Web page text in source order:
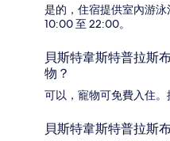
是的，住宿提供室內游
10:00 至 22:00。
貝斯特韋斯特普拉斯
物？
可以，寵物可免費入住。
貝斯特韋斯特普拉斯